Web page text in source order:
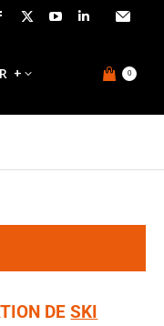
+ 0
DESKI